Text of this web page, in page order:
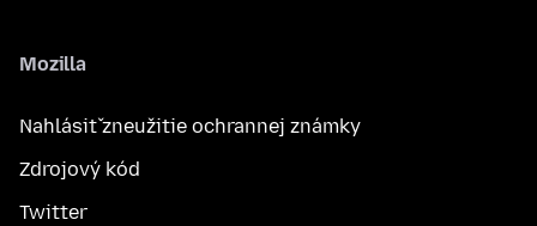
Mozilla
Nahlásiť zneužitie ochrannej známky
Zdrojový kód
Twitter